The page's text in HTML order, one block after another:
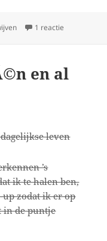
1 reactie
en al
leven
’s
ik te halen ben,
up zodat ik er op
in de puntje